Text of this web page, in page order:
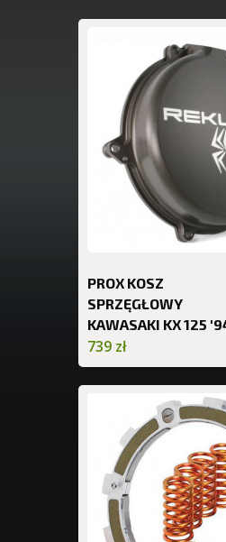
PROX KOSZ
SPRZĘGŁOWY
KAWASAKI KX 125
739 zł